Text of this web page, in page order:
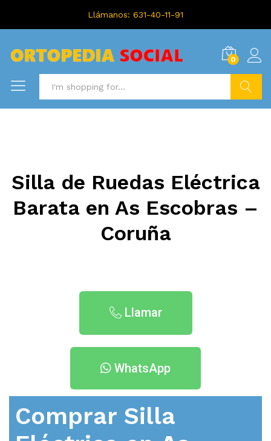
Llámanos: 631-40-11-91
0
Silla de Ruedas Eléctrica
Barata en As Escobras –
Coruña
Llamar
WhatsApp
Comprar Silla